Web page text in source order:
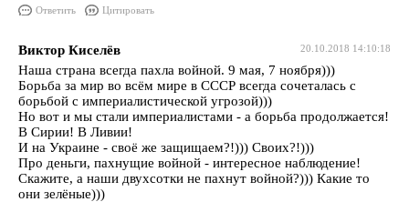
Ответить Цитировать
20.10.2018 14:10:18
Виктор Киселёв
Наша страна всегда пахла войной. 9 мая, 7 ноября)))
Борьба за мир во всём мире в СССР всегда сочеталась с
борьбой с империалистической угрозой)))
Но вот и мы стали империалистами - а борьба продолжается!
В Сирии! В Ливии!
И на Украине - своё же защищаем?!))) Своих?!)))
Про деньги, пахнущие войной - интересное наблюдение!
Скажите, а наши двухсотки не пахнут войной?))) Какие то
они зелёные)))